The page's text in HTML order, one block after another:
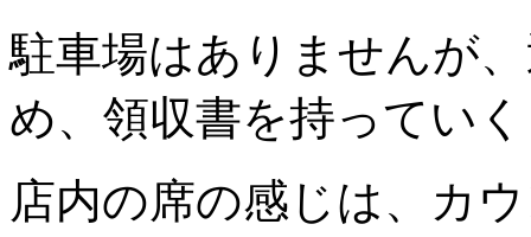
駐車場はありませんが
め、領収書を持ってい
店内の席の感じは、カ